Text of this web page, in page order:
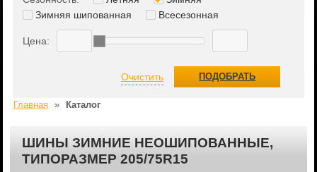
Главная » Каталог
ШИНЫ ЗИМНИЕ НЕОШИПОВАННЫЕ,
ТИПОРАЗМЕР 205/75R15
Зимняя шипованная
Всесезонная
Цена:
Очистить ПОДОБРАТЬ